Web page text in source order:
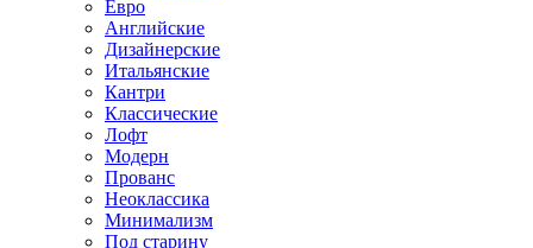
Евро
Английские
Дизайнерские
Итальянские
Кантри
Классические
Лофт
Модерн
Прованс
Неоклассика
Минимализм
Под старину